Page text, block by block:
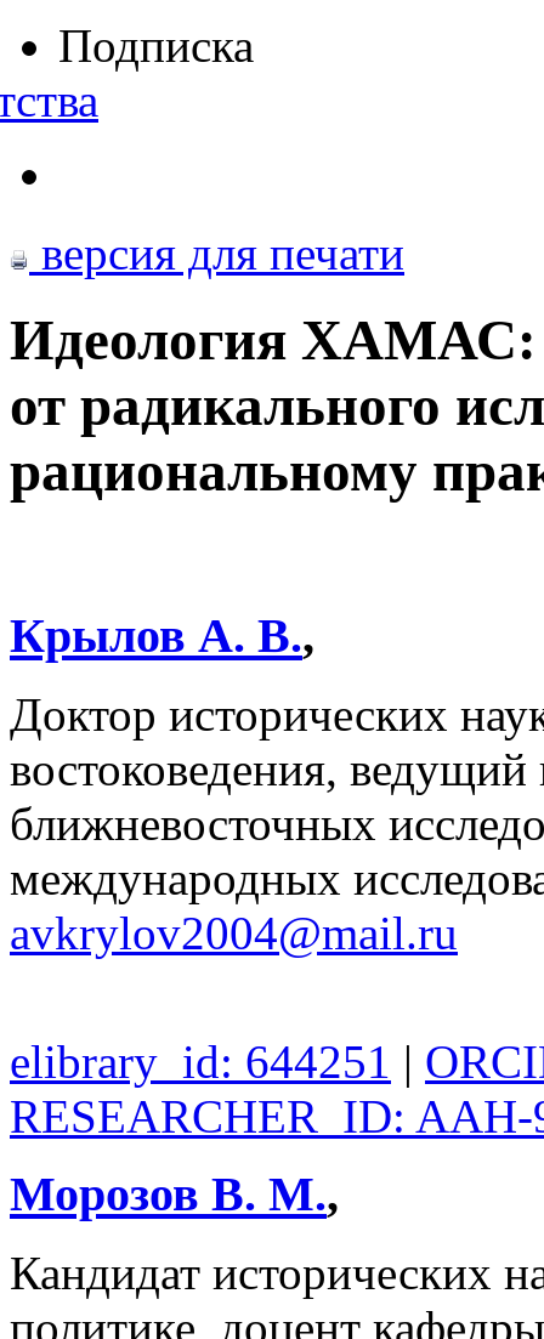
Подписка
версия для печати
Идеология ХАМАС:
от радикального
рациональному
Крылов А. В.,
Доктор исторических
востоковедения,
ближневосточных
международных
avkrylov2004@mail.ru
elibrary_id: 644251 |
RESEARCHER_ID: AAH-
Морозов В. М.,
Кандидат исторических
политике, доцент